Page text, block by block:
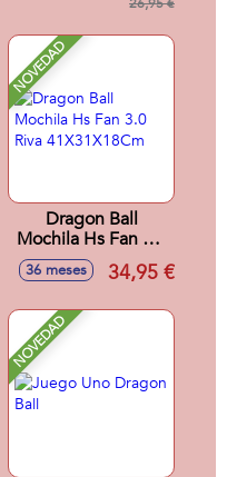
NOVEDAD
Dragon Ball
Mochila Hs Fan 3.0
Riva 41X31X18Cm
36 meses 34,95 €
NOVEDAD